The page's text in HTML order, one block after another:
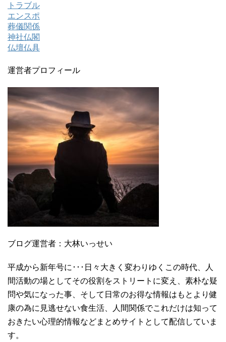
トラブル
エンスポ
葬儀関係
神社仏閣
仏壇仏具
運営者プロフィール
ブログ運営者：大林いっせい
平成から新年号に･･･日々大きく変わりゆくこの時代、人
間活動の場としてその役割をストリートに変え、素朴な疑
問や気になった事、そして日常のお得な情報はもとより健
康の為に見逃せない食生活、人間関係でこれだけは知って
おきたい心理的情報などまとめサイトとして配信していま
す。